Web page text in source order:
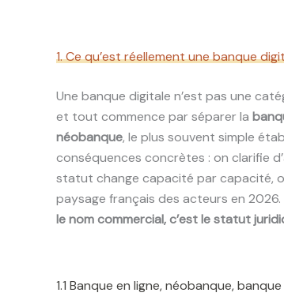
1. Ce qu’est réellement une banque
Une banque digitale n’est pas une
et tout commence par séparer la
néobanque, le plus souvent simple
conséquences concrètes : on clarifie
statut change capacité par capacité,
paysage français des acteurs en
le nom commercial, c’est le statut
1.1 Banque en ligne, néobanque,